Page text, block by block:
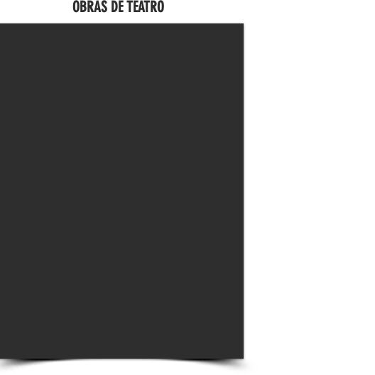
OBRAS DE TEATRO